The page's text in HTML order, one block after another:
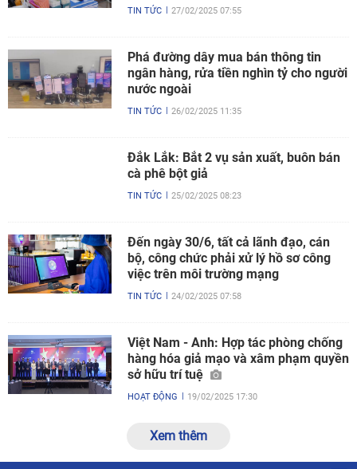
TIN TỨC 27/02/2025 07:55
Phá đường dây mua bán thông tin
ngân hàng, rửa tiền nghìn tỷ cho người
nước ngoài
TIN TỨC 26/02/2025 11:35
Đắk Lắk: Bắt 2 vụ sản xuất, buôn bán
cà phê bột giả
TIN TỨC 25/02/2025 08:23
Đến ngày 30/6, tất cả lãnh đạo, cán
bộ, công chức phải xử lý hồ sơ công
việc trên môi trường mạng
TIN TỨC 24/02/2025 07:58
Việt Nam - Anh: Hợp tác phòng chống
hàng hóa giả mạo và xâm phạm quyền
sở hữu trí tuệ
HOẠT ĐỘNG 19/02/2025 17:30
Xem thêm